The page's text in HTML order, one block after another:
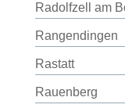
Radolfzell am
Rangendingen
Rastatt
Rauenberg